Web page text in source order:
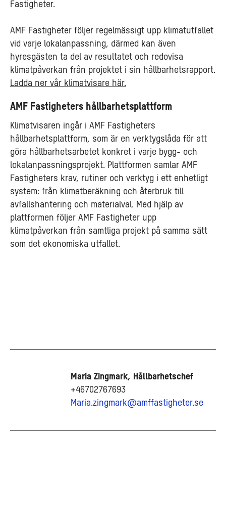
Fastigheter.
AMF Fastigheter följer regelmässigt upp klimatutfallet
vid varje lokalanpassning, därmed kan även
hyresgästen ta del av resultatet och redovisa
klimatpåverkan från projektet i sin hållbarhetsrapport.
Ladda ner vår klimatvisare här.
AMF Fastigheters hållbarhetsplattform
Klimatvisaren ingår i AMF Fastigheters
hållbarhetsplattform, som är en verktygslåda för att
göra hållbarhetsarbetet konkret i varje bygg- och
lokalanpassningsprojekt. Plattformen samlar AMF
Fastigheters krav, rutiner och verktyg i ett enhetligt
system: från klimatberäkning och återbruk till
avfallshantering och materialval. Med hjälp av
plattformen följer AMF Fastigheter upp
klimatpåverkan från samtliga projekt på samma sätt
som det ekonomiska utfallet.
Maria Zingmark, Hållbarhetschef
+46702767693
Maria.zingmark@amffastigheter.se